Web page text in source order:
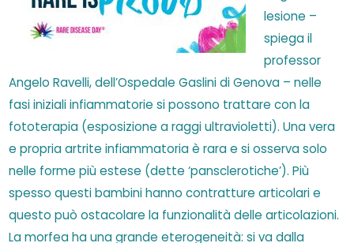
lesione –
spiega il
professor
Angelo Ravelli, dell’Ospedale Gaslini di Genova – nelle
fasi iniziali infiammatorie si possono trattare con la
fototerapia (esposizione a raggi ultravioletti). Una vera
e propria artrite infiammatoria è rara e si osserva solo
nelle forme più estese (dette ‘pansclerotiche’). Più
spesso questi bambini hanno contratture articolari e
questo può ostacolare la funzionalità delle articolazioni.
La morfea ha una grande eterogeneità: si va dalla